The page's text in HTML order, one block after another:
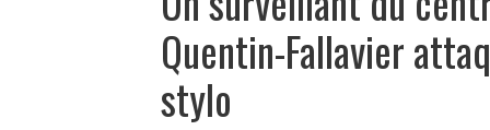
Quentin-Fallavier
stylo